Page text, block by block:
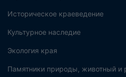
Историческое краеведение
Культурное наследие
Экология края
Памятники природы, животный и